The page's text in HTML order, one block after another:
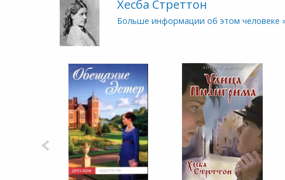
Хесба Стреттон
Больше информации об этом человеке